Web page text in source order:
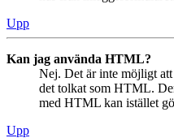
Upp
Kan jag använda HTML?
Nej. Det är inte möjligt
det tolkat som HTML.
med HTML kan istället
Upp